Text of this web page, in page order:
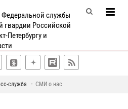
Федеральной службы
гвардии Российской
Петербургу и
служба СМИ о нас